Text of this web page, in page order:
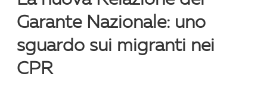
Garante Nazionale: uno
sguardo sui migranti nei
CPR